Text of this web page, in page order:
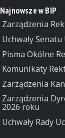
Najnowsze w BIP
Zarządzenia
Uchwały
Pisma Okólne
Komunikaty
Zarządzenia
Zarządzenia
2026 roku
Uchwały Rady